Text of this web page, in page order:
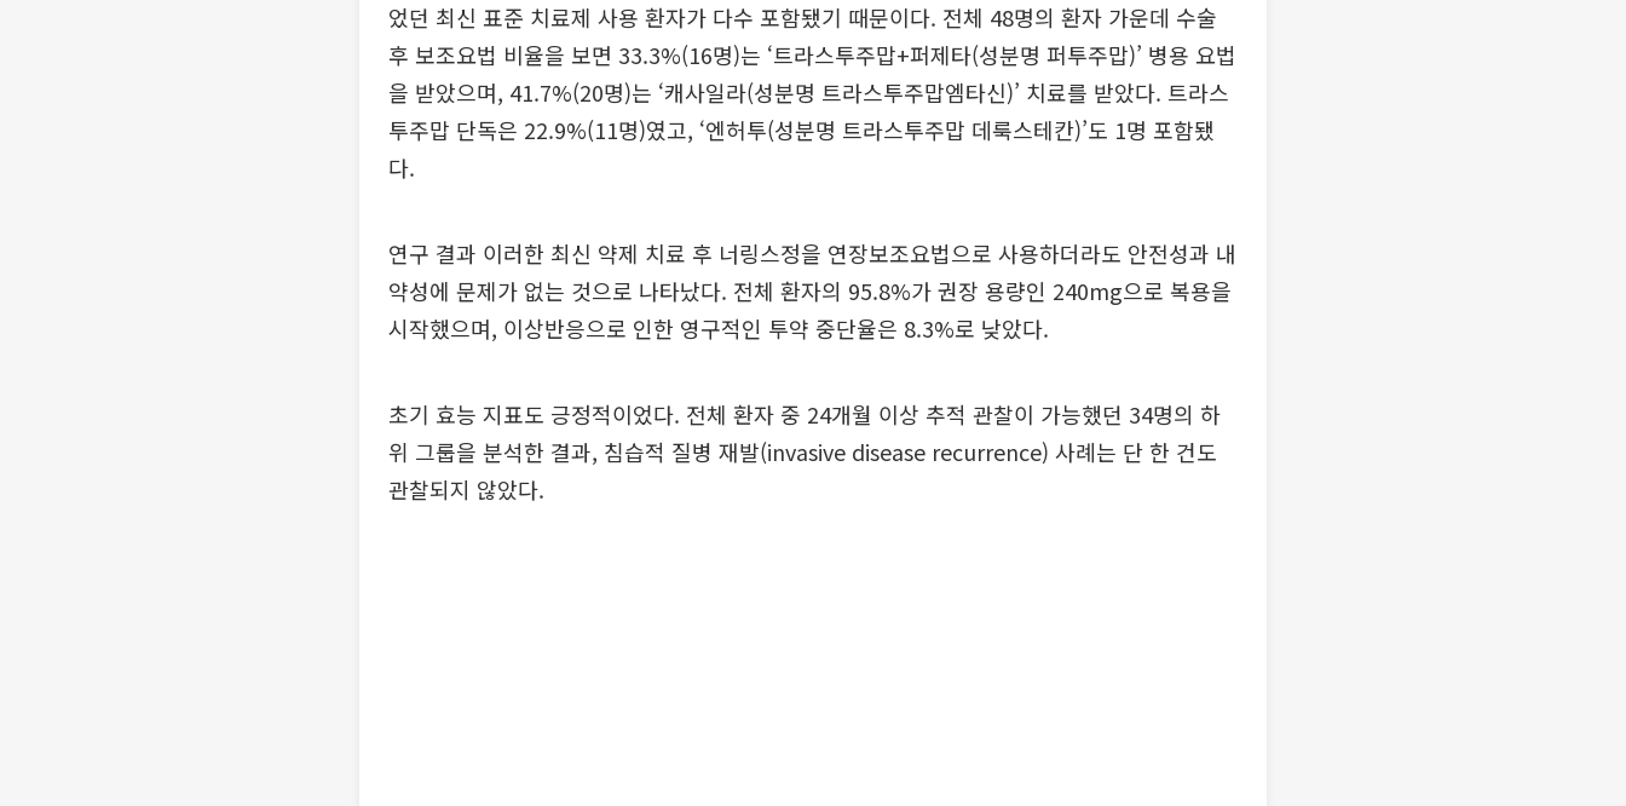
었던 최신 표준 치료제 사용 환자가 다수 포함됐기 때문이다. 전체 48명의 환자 가운데 수술
후 보조요법 비율을 보면 33.3%(16명)는 ‘트라스투주맙+퍼제타(성분명 퍼투주맙)’ 병용 요법
을 받았으며, 41.7%(20명)는 ‘캐사일라(성분명 트라스투주맙엠타신)’ 치료를 받았다. 트라스
투주맙 단독은 22.9%(11명)였고, ‘엔허투(성분명 트라스투주맙 데룩스테칸)’도 1명 포함됐
다.
연구 결과 이러한 최신 약제 치료 후 너링스정을 연장보조요법으로 사용하더라도 안전성과 내
약성에 문제가 없는 것으로 나타났다. 전체 환자의 95.8%가 권장 용량인 240mg으로 복용을
시작했으며, 이상반응으로 인한 영구적인 투약 중단율은 8.3%로 낮았다.
초기 효능 지표도 긍정적이었다. 전체 환자 중 24개월 이상 추적 관찰이 가능했던 34명의 하
위 그룹을 분석한 결과, 침습적 질병 재발(invasive disease recurrence) 사례는 단 한 건도
관찰되지 않았다.